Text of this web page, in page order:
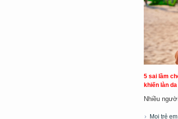
5 sai lầm
khiến làn
Nhiều
Mọi trẻ